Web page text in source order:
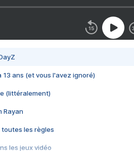
13 ans (et vous l'avez ignoré)
(littéralement)
Rayan
toutes les règles
les jeux vidéo